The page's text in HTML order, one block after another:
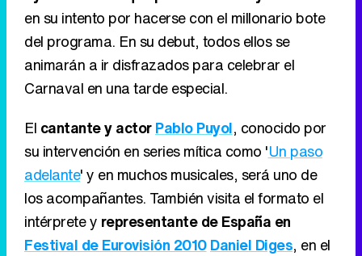
en su intento por hacerse con el millonario bote
del programa. En su debut, todos ellos se
animarán a ir disfrazados para celebrar el
Carnaval en una tarde especial.
El cantante y actorPablo Puyol, conocido por
su intervención en series mítica como 'Un paso
adelante' y en muchos musicales, será uno de
los acompañantes. También visita el formato el
intérprete y representante de España en
Festival de Eurovisión 2010 Daniel Diges, en el